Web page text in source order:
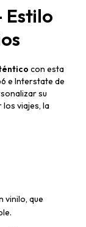
Estilo
con esta
e Interstate de
su
viajes, la
vinilo, que